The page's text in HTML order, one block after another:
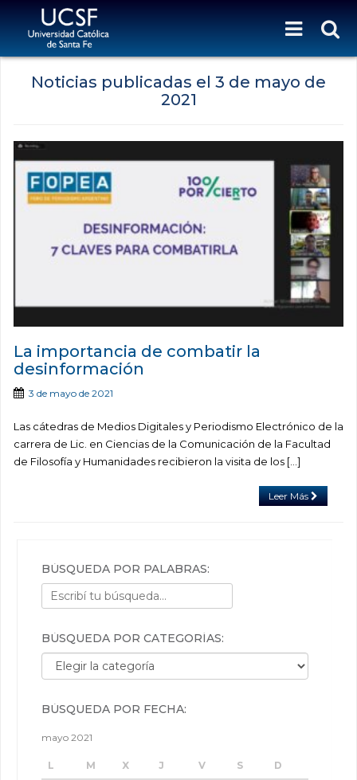
Noticias publicadas el 3 de mayo de
2021
La importancia de combatir la
desinformación
3 de mayo de 2021
Las cátedras de Medios Digitales y Periodismo Electrónico de la
carrera de Lic. en Ciencias de la Comunicación de la Facultad
de Filosofía y Humanidades recibieron la visita de los […]
Leer Más
BÚSQUEDA POR PALABRAS:
BÚSQUEDA POR CATEGORÍAS:
Búsqueda por categorías:
BÚSQUEDA POR FECHA:
mayo 2021
L M X J V S D